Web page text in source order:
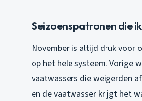
Seizoenspatronen die
November is altijd druk voor
op het hele systeem. Vorige
vaatwassers die weigerden
en de vaatwasser krijgt het